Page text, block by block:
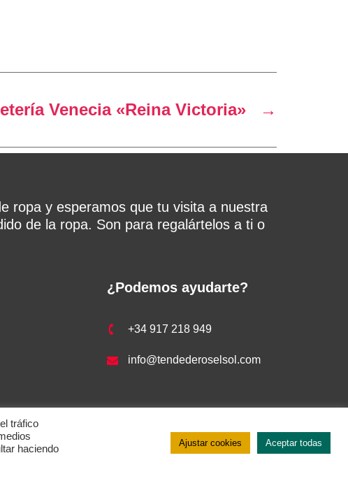
→
Venecia «Reina Victoria»
ropa y esperamos que tu visita a nuestra
de la ropa. Son para regalártelos a ti o
¿Podemos ayudarte?
+34 917 218 949
info@tendederoselsol.com
tráfico
haciendo
Ajustar cookies Aceptar todas